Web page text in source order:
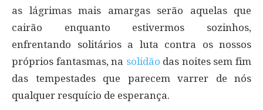
as lágrimas mais amargas serão aquelas que
cairão enquanto estivermos sozinhos,
enfrentando solitários a luta contra os nossos
próprios fantasmas, na solidão das noites sem fim
das tempestades que parecem varrer de nós
qualquer resquício de esperança.